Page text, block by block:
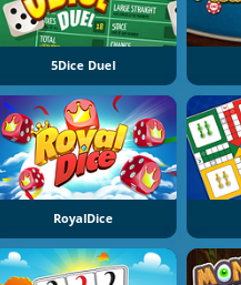
5Dice Duel
RoyalDice